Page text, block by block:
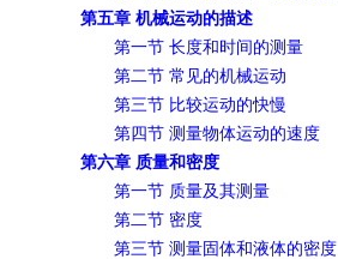
第五章 机械运动的描述
第一节 长度和时间的测量
第二节 常见的机械运动
第三节 比较运动的快慢
第四节 测量物体运动的速度
第六章 质量和密度
第一节 质量及其测量
第二节 密度
第三节 测量固体和液体的密度